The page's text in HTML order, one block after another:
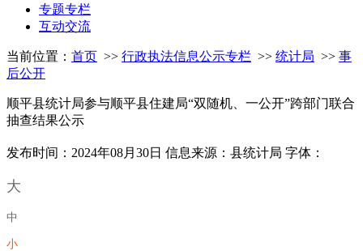
专题专栏
互动交流
当前位置： 首页 >> 行政执法信息公示专栏 >> 统计局 >> 事
后公开
顺平县统计局参与顺平县住建局“双随机、一公开”跨部门联合
抽查结果公示
发布时间：2024年08月30日 信息来源：县统计局 字体：
大
中
小